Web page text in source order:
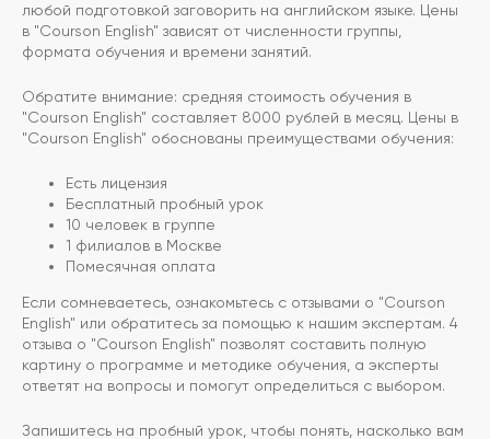
любой подготовкой заговорить на английском языке. Цены
в "Courson English" зависят от численности группы,
формата обучения и времени занятий.
Обратите внимание: средняя стоимость обучения в
"Courson English" составляет 8000 рублей в месяц. Цены в
"Courson English" обоснованы преимуществами обучения:
Есть лицензия
Бесплатный пробный урок
10 человек в группе
1 филиалов в Москве
Помесячная оплата
Если сомневаетесь, ознакомьтесь с отзывами о "Courson
English" или обратитесь за помощью к нашим экспертам. 4
отзыва о "Courson English" позволят составить полную
картину о программе и методике обучения, а эксперты
ответят на вопросы и помогут определиться с выбором.
Запишитесь на пробный урок, чтобы понять, насколько вам